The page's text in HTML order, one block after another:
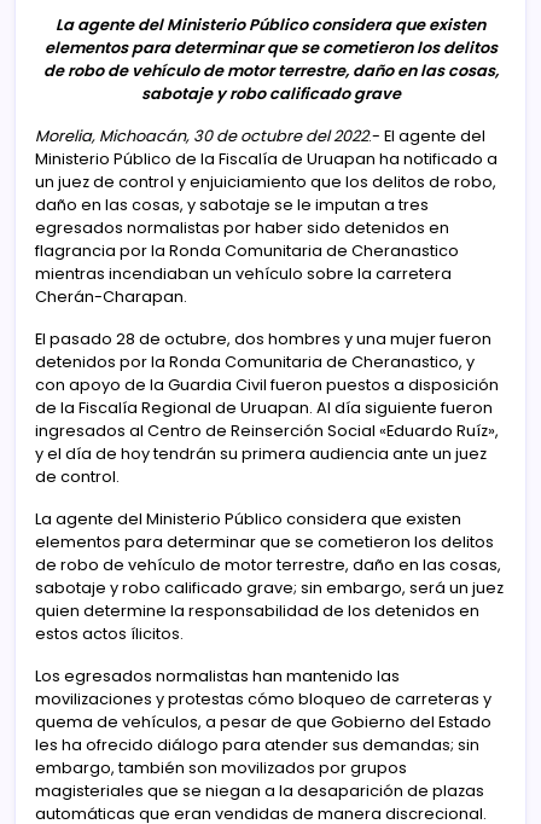
La agente del Ministerio Público considera que existen
elementos para determinar que se cometieron los delitos
de robo de vehículo de motor terrestre, daño en las cosas,
sabotaje y robo calificado grave
Morelia, Michoacán, 30 de octubre del 2022.- El agente del
Ministerio Público de la Fiscalía de Uruapan ha notificado a
un juez de control y enjuiciamiento que los delitos de robo,
daño en las cosas, y sabotaje se le imputan a tres
egresados normalistas por haber sido detenidos en
flagrancia por la Ronda Comunitaria de Cheranastico
mientras incendiaban un vehículo sobre la carretera
Cherán-Charapan.
El pasado 28 de octubre, dos hombres y una mujer fueron
detenidos por la Ronda Comunitaria de Cheranastico, y
con apoyo de la Guardia Civil fueron puestos a disposición
de la Fiscalía Regional de Uruapan. Al día siguiente fueron
ingresados al Centro de Reinserción Social «Eduardo Ruíz»,
y el día de hoy tendrán su primera audiencia ante un juez
de control.
La agente del Ministerio Público considera que existen
elementos para determinar que se cometieron los delitos
de robo de vehículo de motor terrestre, daño en las cosas,
sabotaje y robo calificado grave; sin embargo, será un juez
quien determine la responsabilidad de los detenidos en
estos actos ílicitos.
Los egresados normalistas han mantenido las
movilizaciones y protestas cómo bloqueo de carreteras y
quema de vehículos, a pesar de que Gobierno del Estado
les ha ofrecido diálogo para atender sus demandas; sin
embargo, también son movilizados por grupos
magisteriales que se niegan a la desaparición de plazas
automáticas que eran vendidas de manera discrecional.